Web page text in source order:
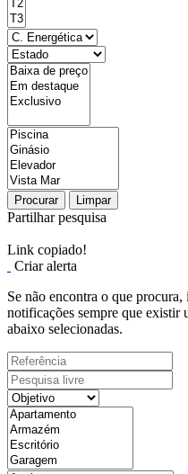
Procurar Limpar
Partilhar pesquisa
Link copiado!
Criar alerta
Se não encontra o que
notificações sempre que existir
abaixo selecionadas.